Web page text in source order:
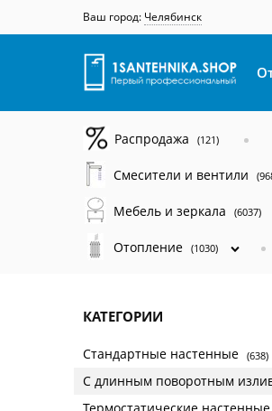
Ваш город: Челябинск
Распродажа (121)
Смесители и вентили
Мебель и зеркала (6037)
Отопление (1030)
КАТЕГОРИИ
Стандартные настенные (638)
С длинным поворотным